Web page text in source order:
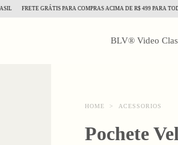
FRETE GRÁTIS PARA COMPRAS ACIMA DE R$ 499 PARA TODO O
BLV® Video
HOME > ACESSORIOS
Pochete